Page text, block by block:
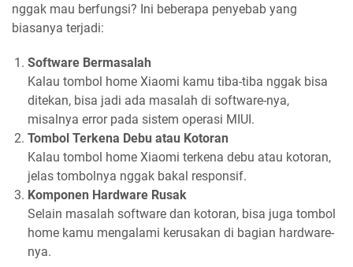
nggak mau berfungsi? Ini beberapa penyebab yang
biasanya terjadi:
Software Bermasalah
Kalau tombol home Xiaomi kamu tiba-tiba nggak bisa
ditekan, bisa jadi ada masalah di software-nya,
misalnya error pada sistem operasi MIUI.
Tombol Terkena Debu atau Kotoran
Kalau tombol home Xiaomi terkena debu atau kotoran,
jelas tombolnya nggak bakal responsif.
Komponen Hardware Rusak
Selain masalah software dan kotoran, bisa juga tombol
home kamu mengalami kerusakan di bagian hardware-
nya.